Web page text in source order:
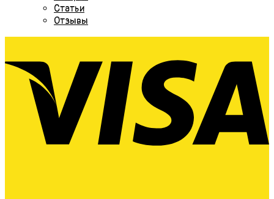
Статьи
Отзывы